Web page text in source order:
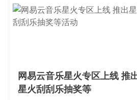
网易云音乐星火专区上线 推
星火刮刮乐抽奖等